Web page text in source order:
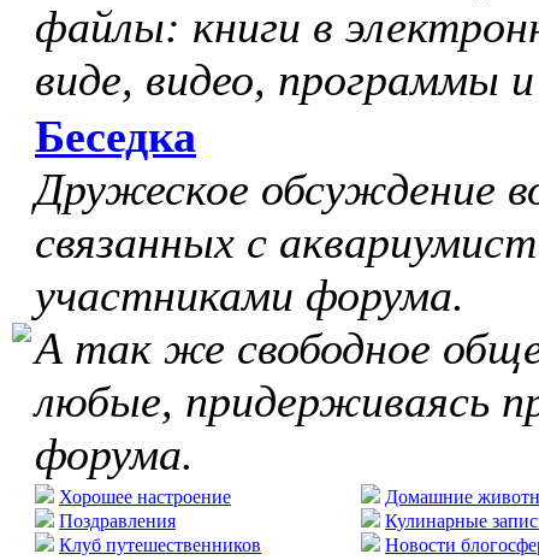
файлы: книги в
виде, видео, программы
Беседка
Дружеское обсуждение
связанных с
участниками форума.
А так же свободное
любые, придерживаясь
форума.
Хорошее настроение
Поздравления
Клуб путешественников
Домашние
Кулинарные
Новости